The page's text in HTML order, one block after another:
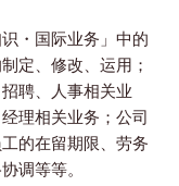
・国际业务」中的
定、修改、运用；
聘、人事相关业
理相关业务；公司
的在留期限、劳务
调等等。